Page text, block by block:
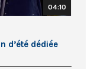
04:10
d’été dédiée